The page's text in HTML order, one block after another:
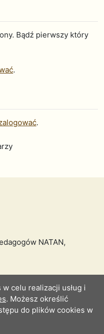
Bądź pierwszy który
.
.
NATAN,
celu realizacji usług i
. Możesz określić
do plików cookies w